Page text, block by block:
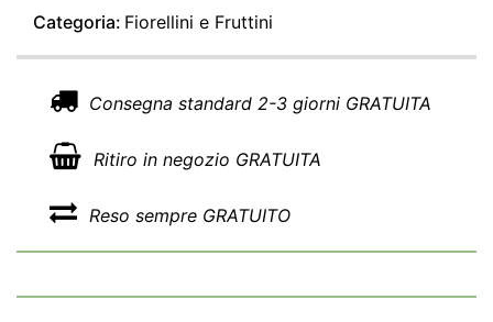
Categoria: Fiorellini e Fruttini
Consegna standard 2-3 giorni GRATUITA
Ritiro in negozio GRATUITA
Reso sempre GRATUITO